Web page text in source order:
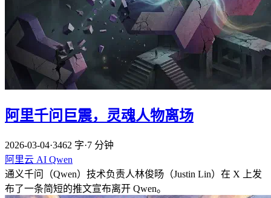
阿里千问巨震，灵魂人物离场
2026-03-04·3462 字·7 分钟
阿里云 AI Qwen
通义千问（Qwen）技术负责人林俊旸（Justin Lin）在 X 上发
布了一条简短的推文宣布离开 Qwen。